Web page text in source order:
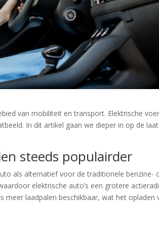
van mobiliteit en transport. Elektrische
In dit artikel gaan we dieper in op de
steeds populairder
als alternatief voor de traditionele benzine-
elektrische auto’s een grotere
meer laadpalen beschikbaar, wat het opladen